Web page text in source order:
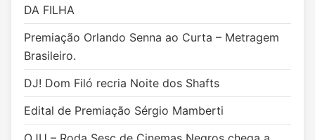
DA FILHA
Premiação Orlando Senna ao Curta – Metragem
Brasileiro.
DJ! Dom Filó recria Noite dos Shafts
Edital de Premiação Sérgio Mamberti